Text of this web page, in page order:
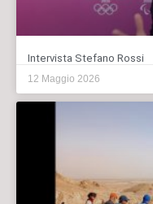
Intervista Stefano Rossi
12 Maggio 2026